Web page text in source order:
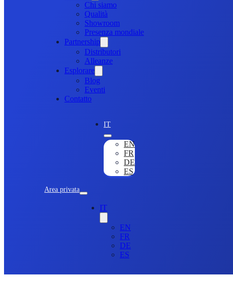
Chi siamo
Qualità
Showroom
Presenza mondiale
Partnership
Distributori
Alleanze
Esplorare
Blog
Eventi
Contatto
Area privata
IT
EN
FR
DE
ES
IT
EN
FR
DE
ES